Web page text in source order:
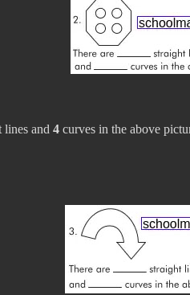
lines and 4 curves in the above